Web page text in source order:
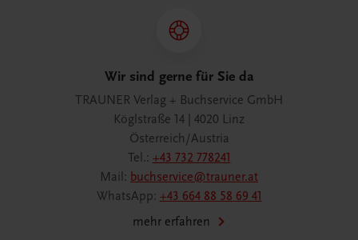
Wir sind gerne für Sie da
TRAUNER Verlag + Buchservice GmbH
Köglstraße 14 | 4020 Linz
Österreich/Austria
Tel.: +43 732 778241
Mail: buchservice@trauner.at
WhatsApp: +43 664 88 58 69 41
mehr erfahren